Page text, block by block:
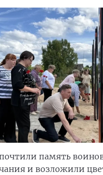
память
и возложили